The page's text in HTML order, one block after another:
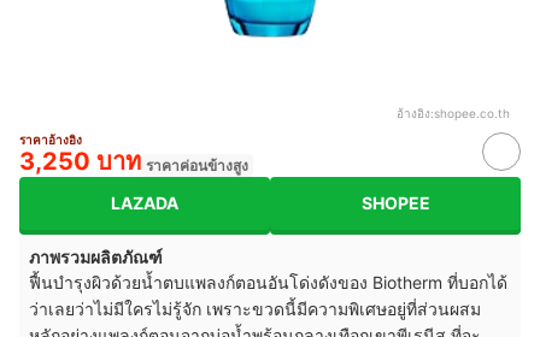
อ้างอิง:shopee.co.th
ราคาอ้างอิง
3,250 บาท ราคาค่อนข้างสูง
LAZADA SHOPEE
ภาพรวมผลิตภัณฑ์
ฟื้นบำรุงผิวด้วยน้ำตบแพลงก์ตอนอันโด่งดังของ Biotherm ที่บอกได้
ว่าเลยว่าไม่มีใครไม่รู้จัก เพราะขวดนี้มีความพิเศษอยู่ที่ส่วนผสม